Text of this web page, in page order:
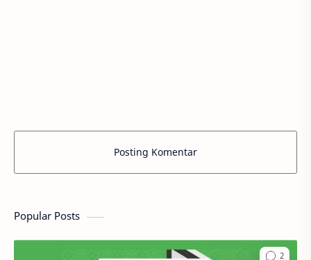
Posting Komentar
Popular Posts